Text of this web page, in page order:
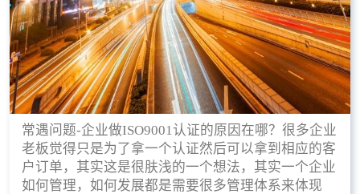
常遇问题-企业做ISO9001认证的原因在哪？很多企业
老板觉得只是为了拿一个认证然后可以拿到相应的客
户订单，其实这是很肤浅的一个想法，其实一个企业
如何管理，如何发展都是需要很多管理体系来体现